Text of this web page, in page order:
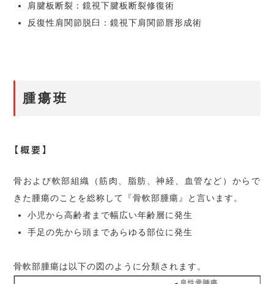
肩腱板断裂：鏡視下腱板断裂修復術
反復性肩関節脱臼：鏡視下肩関節唇形成術
腫瘍班
【概要】
骨および軟部組織（筋肉、脂肪、神経、血管など）からで
きた腫瘍のことを総称して『骨軟部腫瘍』と言います。
小児から高齢者まで幅広い年齢層に発生
手足の先から頭まであらゆる部位に発生
骨軟部腫瘍は以下の図のように分類されます。